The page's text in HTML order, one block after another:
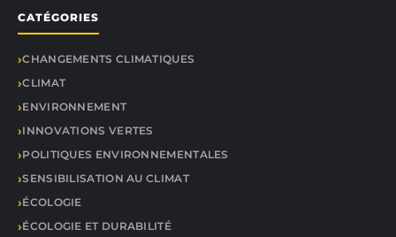
CATÉGORIES
CHANGEMENTS CLIMATIQUES
CLIMAT
ENVIRONNEMENT
INNOVATIONS VERTES
POLITIQUES ENVIRONNEMENTALES
SENSIBILISATION AU CLIMAT
ÉCOLOGIE
ÉCOLOGIE ET DURABILITÉ